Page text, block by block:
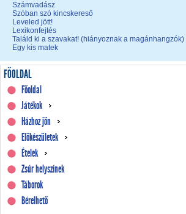
Számvadász
Szóban szó kincskereső
Leveled jött!
Lexikonfejtés
Találd ki a szavakat! (hiányoznak a magánhangzók)
Egy kis matek
FŐOLDAL
Főoldal
Játékok
Házhoz jön
Előkészületek
Ételek
Zsúr helyszínek
Táborok
Bérelhető